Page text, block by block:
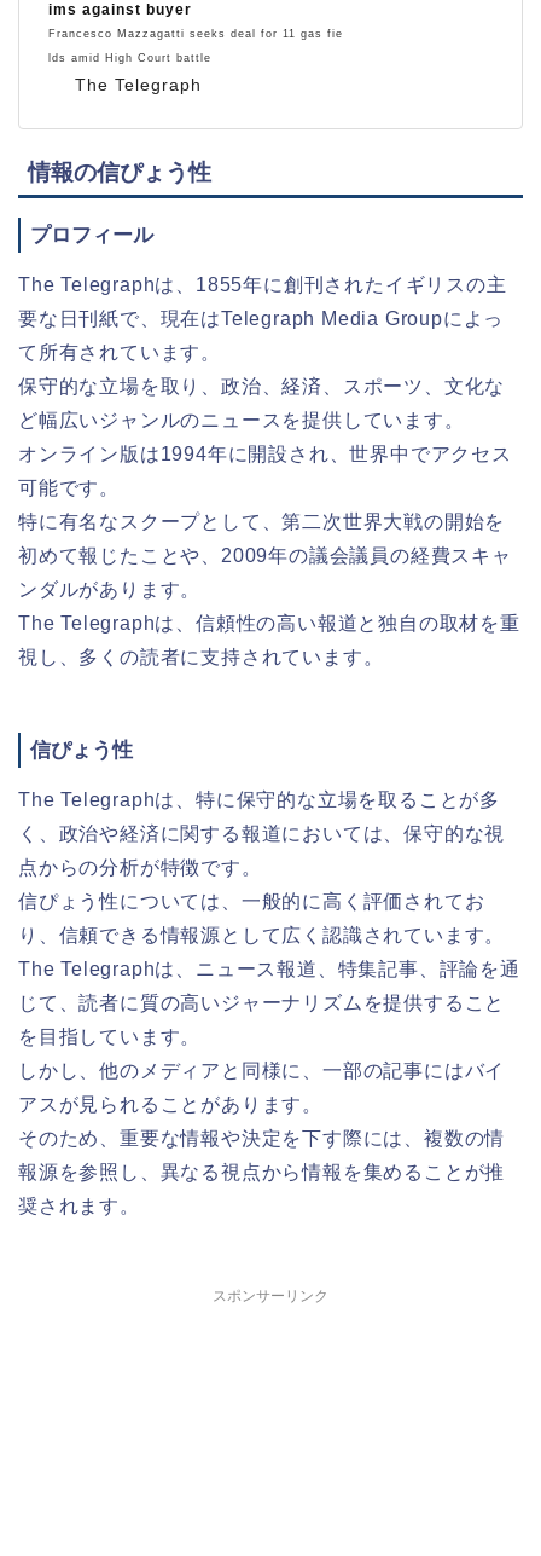
The Telegraph
ims against buyer
Francesco Mazzagatti seeks deal for 11 gas fie
lds amid High Court battle
情報の信ぴょう性
プロフィール
The Telegraphは、1855年に創刊されたイギリスの主
要な日刊紙で、現在はTelegraph Media Groupによっ
て所有されています。
保守的な立場を取り、政治、経済、スポーツ、文化な
ど幅広いジャンルのニュースを提供しています。
オンライン版は1994年に開設され、世界中でアクセス
可能です。
特に有名なスクープとして、第二次世界大戦の開始を
初めて報じたことや、2009年の議会議員の経費スキャ
ンダルがあります。
The Telegraphは、信頼性の高い報道と独自の取材を重
視し、多くの読者に支持されています。
信ぴょう性
The Telegraphは、特に保守的な立場を取ることが多
く、政治や経済に関する報道においては、保守的な視
点からの分析が特徴です。
信ぴょう性については、一般的に高く評価されてお
り、信頼できる情報源として広く認識されています。
The Telegraphは、ニュース報道、特集記事、評論を通
じて、読者に質の高いジャーナリズムを提供すること
を目指しています。
しかし、他のメディアと同様に、一部の記事にはバイ
アスが見られることがあります。
そのため、重要な情報や決定を下す際には、複数の情
報源を参照し、異なる視点から情報を集めることが推
奨されます。
スポンサーリンク